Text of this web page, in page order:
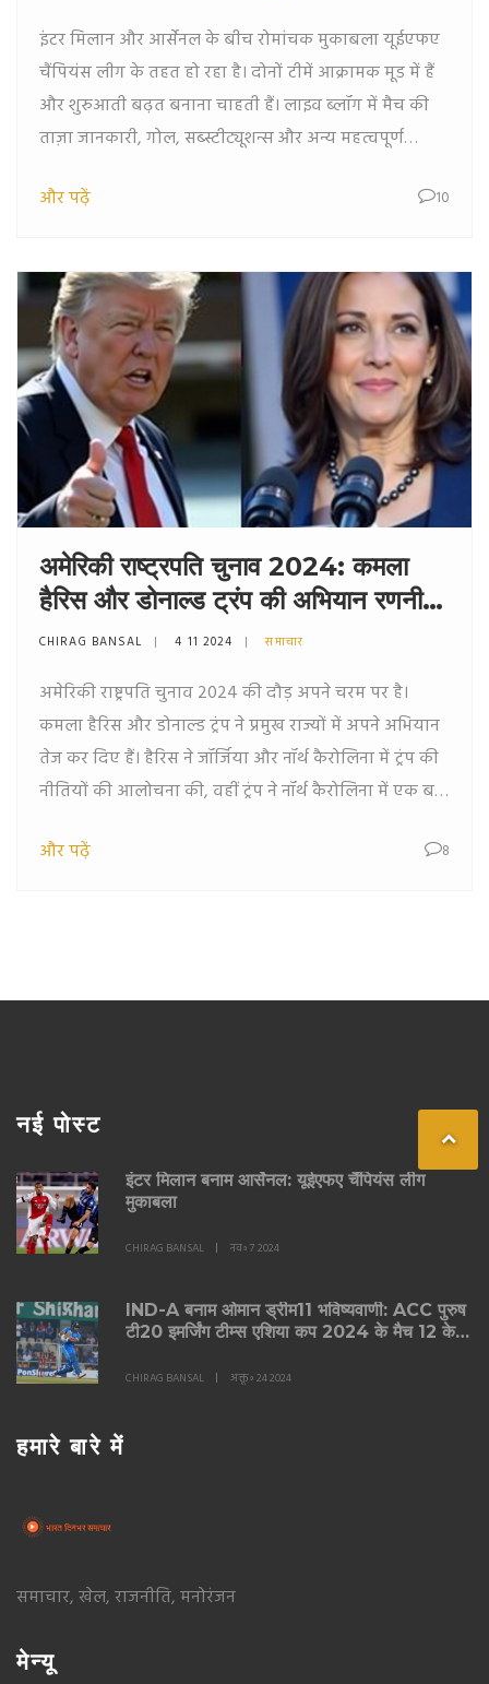
इंटर मिलान और आर्सेनल के बीच रोमांचक मुकाबला यूईएफए
चैंपियंस लीग के तहत हो रहा है। दोनों टीमें आक्रामक मूड में हैं
और शुरुआती बढ़त बनाना चाहती हैं। लाइव ब्लॉग में मैच की
ताज़ा जानकारी, गोल, सब्स्टीट्यूशन्स और अन्य महत्वपूर्ण
बदलाव किए हैं, जिससे खिलाड़ियों का प्रदर्शन देखने लायक
और पढ़ें 10
अमेरिकी राष्ट्रपति चुनाव 2024: कमला
हैरिस और डोनाल्ड ट्रंप की अभियान रणनीति
का मूल्यांकन
CHIRAG BANSAL 4 11 2024 समाचार
अमेरिकी राष्ट्रपति चुनाव 2024 की दौड़ अपने चरम पर है।
कमला हैरिस और डोनाल्ड ट्रंप ने प्रमुख राज्यों में अपने अभियान
तेज कर दिए हैं। हैरिस ने जॉर्जिया और नॉर्थ कैरोलिना में ट्रंप की
नीतियों की आलोचना की, वहीं ट्रंप ने नॉर्थ कैरोलिना में एक बड़ी
राज्यों में मुकाबला कड़ा है।
और पढ़ें 8
नई पोस्ट
इंटर मिलान बनाम आर्सेनल: यूईएफए चैंपियंस लीग
मुकाबला
CHIRAG BANSAL नव॰ 7 2024
IND-A बनाम ओमान ड्रीम11 भविष्यवाणी: ACC पुरुष
टी20 इमर्जिंग टीम्स एशिया कप 2024 के मैच 12 के
CHIRAG BANSAL अक्तू॰ 24 2024
हमारे बारे में
समाचार, खेल, राजनीति, मनोरंजन
मेन्यू